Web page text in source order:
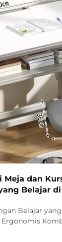
Meja dan
Belajar di
Belajar